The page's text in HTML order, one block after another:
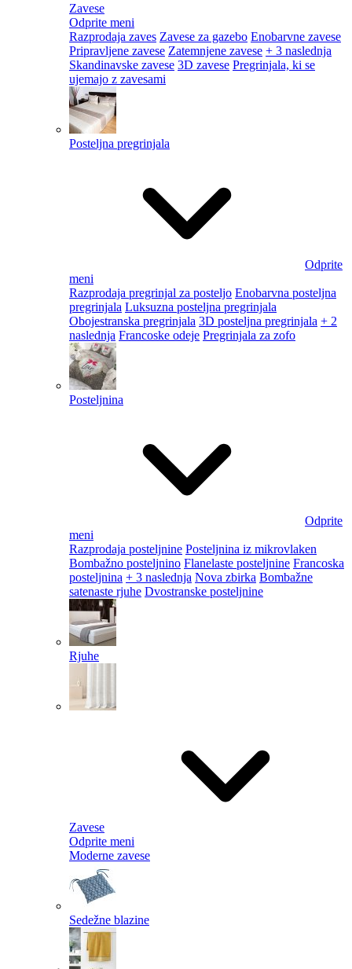
Zavese
Odprite meni
Razprodaja zaves Zavese za gazebo Enobarvne zavese
Pripravljene zavese Zatemnjene zavese + 3 naslednja
Skandinavske zavese 3D zavese Pregrinjala, ki se
ujemajo z zavesami
Posteljna pregrinjala
Odprite
meni
Razprodaja pregrinjal za posteljo Enobarvna posteljna
pregrinjala Luksuzna posteljna pregrinjala
Obojestranska pregrinjala 3D posteljna pregrinjala + 2
naslednja Francoske odeje Pregrinjala za zofo
Posteljnina
Odprite
meni
Razprodaja posteljnine Posteljnina iz mikrovlaken
Bombažno posteljnino Flanelaste posteljnine Francoska
posteljnina + 3 naslednja Nova zbirka Bombažne
satenaste rjuhe Dvostranske posteljnine
Rjuhe
Zavese
Odprite meni
Moderne zavese
Sedežne blazine